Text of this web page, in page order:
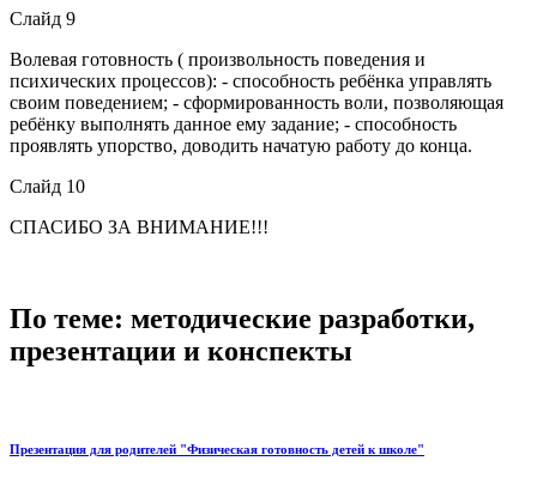
Слайд 9
Волевая готовность ( произвольность поведения и
психических процессов): - способность ребёнка управлять
своим поведением; - сформированность воли, позволяющая
ребёнку выполнять данное ему задание; - способность
проявлять упорство, доводить начатую работу до конца.
Слайд 10
СПАСИБО ЗА ВНИМАНИЕ!!!
По теме: методические разработки,
презентации и конспекты
Презентация для родителей "Физическая готовность детей к школе"